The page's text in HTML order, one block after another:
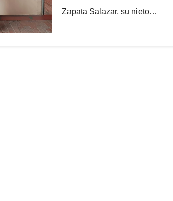
Zapata Salazar, su nieto…